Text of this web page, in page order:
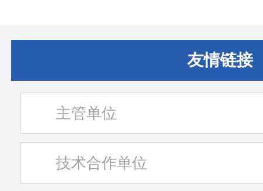
友情链接
主管单位
技术合作单位